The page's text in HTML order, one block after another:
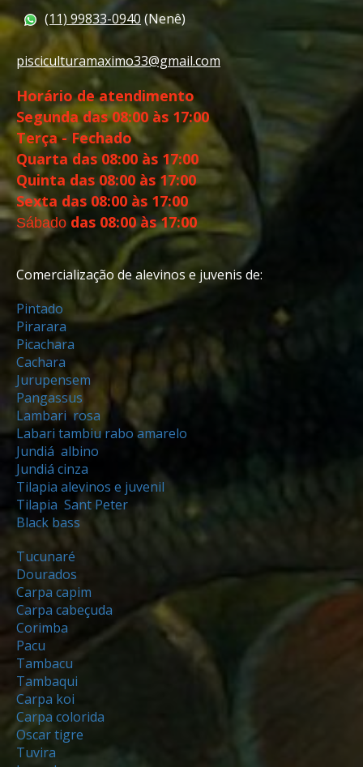
(11) 99833-0940 (Nenê)
pisciculturamaximo33@gmail.com
Horário de atendimento
Segundadas 08:00 às 17:00
Terça - Fechado
Quarta das 08:00 às 17:00
Quinta das 08:00 às 17:00
Sexta das 08:00 às 17:00
Sábado das 08:00 às 17:00
Comercialização de alevinos e juvenis de:
Pintado
Pirarara
Picachara
Cachara
Jurupensem
Pangassus
Lambari rosa
Labari tambiu rabo amarelo
Jundiá albino
Jundiá cinza
Tilapia alevinos e juvenil
Tilapia Sant Peter
Black bass
Tucunaré
Dourados
Carpa capim
Carpa cabeçuda
Corimba
Pacu
Tambacu
Tambaqui
Carpa koi
Carpa colorida
Oscar tigre
Tuvira